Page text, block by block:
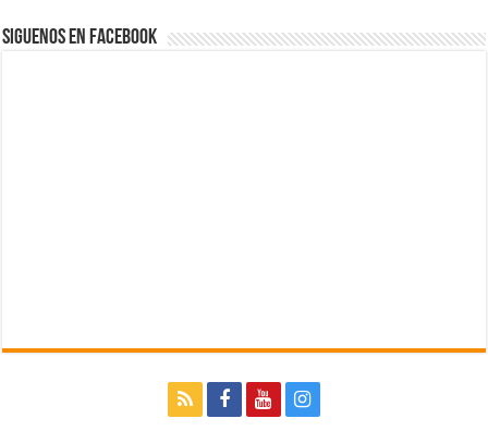
Siguenos en Facebook